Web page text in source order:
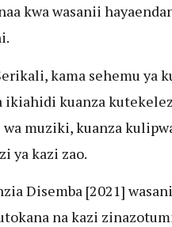
kwa wasanii
kama sehemu ya
ikiahidi kuanza
wa muziki, kuanza
ya kazi zao.
Disemba [2021]
na kazi